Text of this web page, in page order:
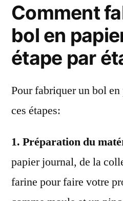
Comment
bol en
étape par
Pour fabriquer un bol
ces étapes:
1. Préparation du
papier journal, de la
farine pour faire votre